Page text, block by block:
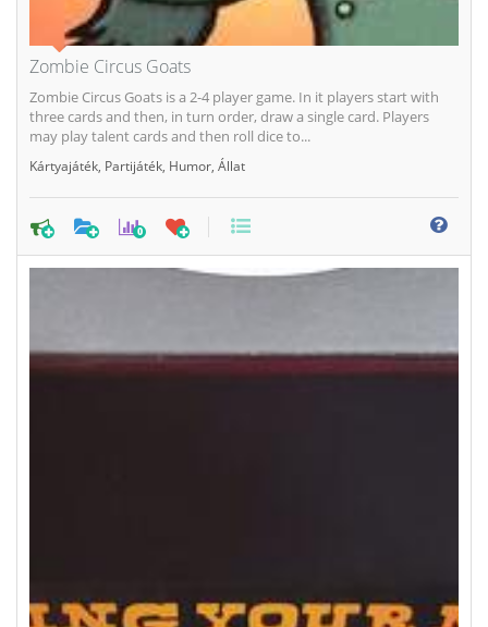
Zombie Circus Goats
Zombie Circus Goats is a 2-4 player game. In it players start with
three cards and then, in turn order, draw a single card. Players
may play talent cards and then roll dice to...
Kártyajáték, Partijáték, Humor, Állat
0